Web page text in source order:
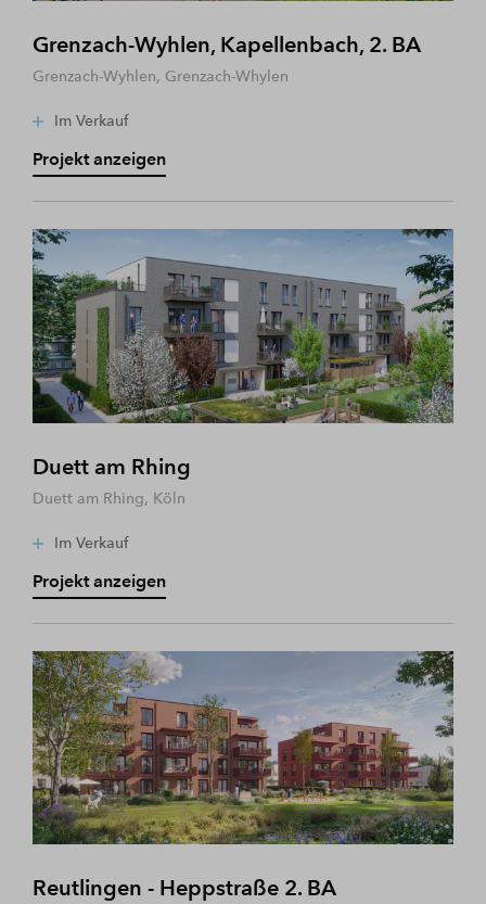
Grenzach-Wyhlen, Kapellenbach, 2. BA
Grenzach-Wyhlen, Grenzach-Whylen
Im Verkauf
Projekt anzeigen
Duett am Rhing
Duett am Rhing, Köln
Im Verkauf
Projekt anzeigen
Reutlingen - Heppstraße 2. BA